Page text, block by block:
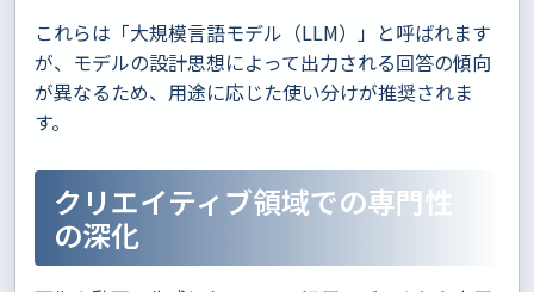
これらは「大規模言語モデル（LLM）」と呼ばれます
が、モデルの設計思想によって出力される回答の傾向
が異なるため、用途に応じた使い分けが推奨されま
す。
クリエイティブ領域での専門性
の深化